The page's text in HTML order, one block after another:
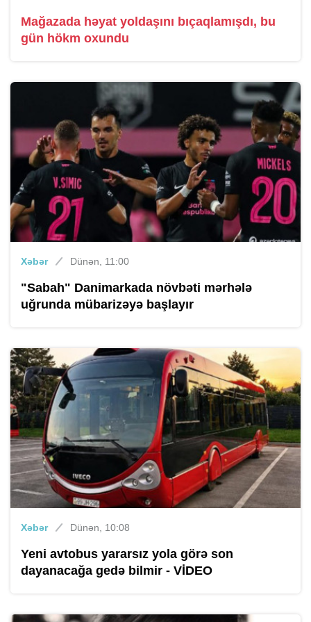
Mağazada həyat yoldaşını bıçaqlamışdı, bu
gün hökm oxundu
Xəbər Dünən, 11:00
"Sabah" Danimarkada növbəti mərhələ
uğrunda mübarizəyə başlayır
Xəbər Dünən, 10:08
Yeni avtobus yararsız yola görə son
dayanacağa gedə bilmir - VİDEO